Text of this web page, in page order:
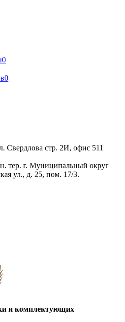
0
0
Свердлова стр. 2И, офис 511
тер. г. Муниципальный округ
ул., д. 25, пом. 17/3.
и комплектующих